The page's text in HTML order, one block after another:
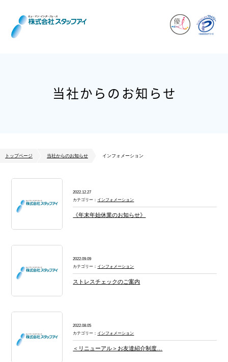
当社からのお知らせ
トップページ 当社からのお知らせ インフォメーション
2022.12.27
カテゴリー： インフォメーション
《年末年始休業のお知らせ》
2022.09.09
カテゴリー： インフォメーション
ストレスチェックのご案内
2022.08.05
カテゴリー： インフォメーション
＜リニューアル＞お友達紹介制度…